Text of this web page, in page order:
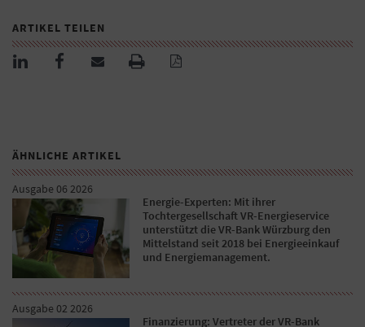
ARTIKEL TEILEN
ÄHNLICHE ARTIKEL
Ausgabe 06 2026
Energie-Experten: Mit ihrer
Tochtergesellschaft VR-Energieservice
unterstützt die VR-Bank Würzburg den
Mittelstand seit 2018 bei Energieeinkauf
und Energiemanagement.
Ausgabe 02 2026
Finanzierung: Vertreter der VR-Bank